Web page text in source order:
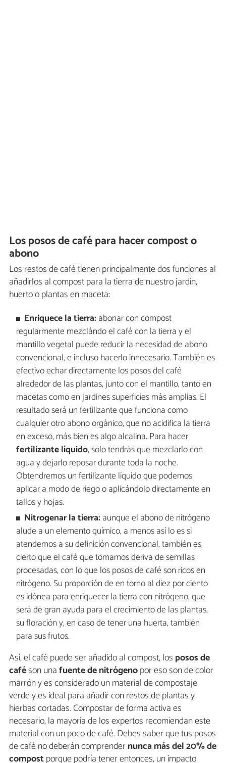
Los posos de café para hacer compost o
abono
Los restos de café tienen principalmente dos funciones al
añadirlos al compost para la tierra de nuestro jardín,
huerto o plantas en maceta:
Enriquece la tierra: abonar con compost
regularmente mezclándo el café con la tierra y el
mantillo vegetal puede reducir la necesidad de abono
convencional, e incluso hacerlo innecesario. También es
efectivo echar directamente los posos del café
alrededor de las plantas, junto con el mantillo, tanto en
macetas como en jardines superficies más amplias. El
resultado será un fertilizante que funciona como
cualquier otro abono orgánico, que no acidifica la tierra
en exceso, más bien es algo alcalina. Para hacer
fertilizante líquido, solo tendrás que mezclarlo con
agua y dejarlo reposar durante toda la noche.
Obtendremos un fertilizante líquido que podemos
aplicar a modo de riego o aplicándolo directamente en
tallos y hojas.
Nitrogenar la tierra: aunque el abono de nitrógeno
alude a un elemento químico, a menos así lo es si
atendemos a su definición convencional, también es
cierto que el café que tomamos deriva de semillas
procesadas, con lo que los posos de café son ricos en
nitrógeno. Su proporción de en torno al diez por ciento
es idónea para enriquecer la tierra con nitrógeno, que
será de gran ayuda para el crecimiento de las plantas,
su floración y, en caso de tener una huerta, también
para sus frutos.
Así, el café puede ser añadido al compost, los posos de
caféson unafuente de nitrógenopor eso son de color
marrón y es considerado un material de compostaje
verde y es ideal para añadir con restos de plantas y
hierbas cortadas. Compostar de forma activa es
necesario, la mayoría de los expertos recomiendan este
material con un poco de café. Debes saber que tus posos
de café no deberán comprendernunca más del 20% de
compostporque podría tener entonces, un impacto